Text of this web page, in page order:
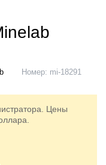
Номер: mi-18291
Цены